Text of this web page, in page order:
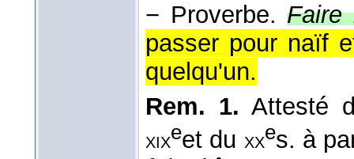
− Proverbe. Faire
passer pour naïf
quelqu'un.
Rem. 1. Attesté
xixeet du xxes. à